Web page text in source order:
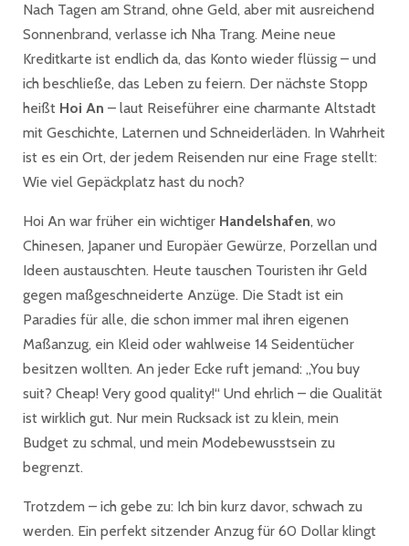
Nach Tagen am Strand, ohne Geld, aber mit ausreichend
Sonnenbrand, verlasse ich Nha Trang. Meine neue
Kreditkarte ist endlich da, das Konto wieder flüssig – und
ich beschließe, das Leben zu feiern. Der nächste Stopp
heißt Hoi An – laut Reiseführer eine charmante Altstadt
mit Geschichte, Laternen und Schneiderläden. In Wahrheit
ist es ein Ort, der jedem Reisenden nur eine Frage stellt:
Wie viel Gepäckplatz hast du noch?
Hoi An war früher ein wichtiger Handelshafen, wo
Chinesen, Japaner und Europäer Gewürze, Porzellan und
Ideen austauschten. Heute tauschen Touristen ihr Geld
gegen maßgeschneiderte Anzüge. Die Stadt ist ein
Paradies für alle, die schon immer mal ihren eigenen
Maßanzug, ein Kleid oder wahlweise 14 Seidentücher
besitzen wollten. An jeder Ecke ruft jemand: „You buy
suit? Cheap! Very good quality!“ Und ehrlich – die Qualität
ist wirklich gut. Nur mein Rucksack ist zu klein, mein
Budget zu schmal, und mein Modebewusstsein zu
begrenzt.
Trotzdem – ich gebe zu: Ich bin kurz davor, schwach zu
werden. Ein perfekt sitzender Anzug für 60 Dollar klingt